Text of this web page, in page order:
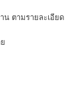
น ตามรายละเอียด